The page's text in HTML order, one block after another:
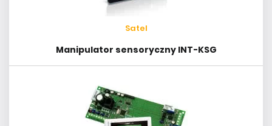
Satel
Manipulator sensoryczny INT-KSG